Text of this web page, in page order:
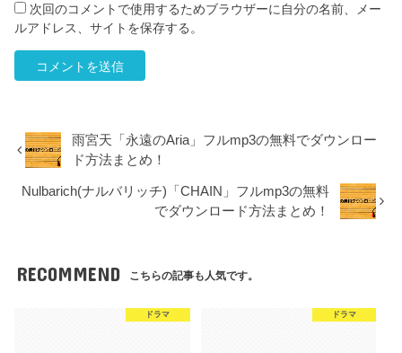
次回のコメントで使用するためブラウザーに自分の名前、メー
ルアドレス、サイトを保存する。
雨宮天「永遠のAria」フルmp3の無料でダウンロー
ド方法まとめ！
Nulbarich(ナルバリッチ)「CHAIN」フルmp3の無料
でダウンロード方法まとめ！
RECOMMEND こちらの記事も人気です。
ドラマ ドラマ